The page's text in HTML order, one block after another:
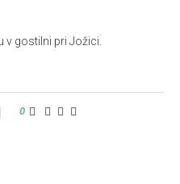
v gostilni pri Jožici.
0